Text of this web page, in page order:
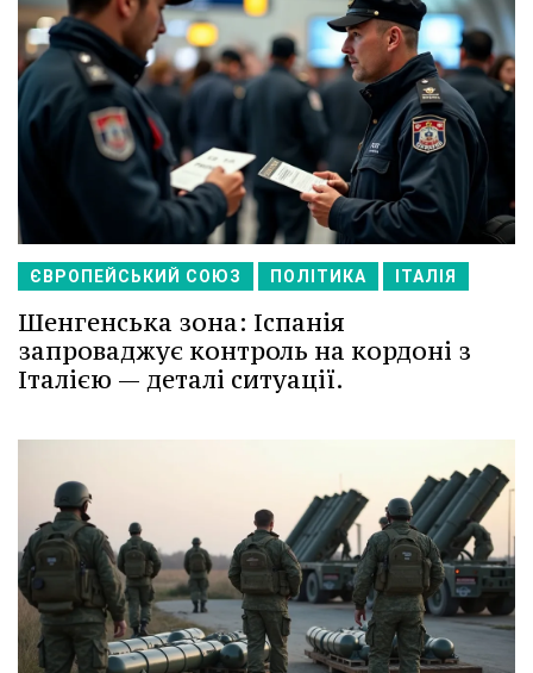
ЄВРОПЕЙСЬКИЙ СОЮЗ ПОЛІТИКА ІТАЛІЯ
Шенгенська зона: Іспанія
запроваджує контроль на кордоні з
Італією — деталі ситуації.